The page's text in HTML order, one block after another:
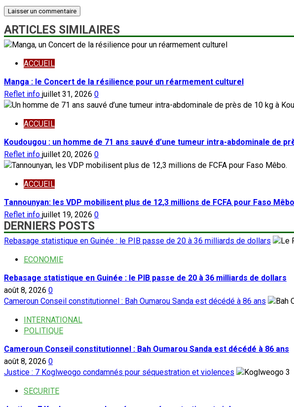
ARTICLES SIMILAIRES
ACCUEIL
Manga : le Concert de la résilience pour un réarmement culturel
Reflet info juillet 31, 2026 0
ACCUEIL
Koudougou : un homme de 71 ans sauvé d’une tumeur intra-abdominale de
Reflet info juillet 20, 2026 0
ACCUEIL
Tannounyan: les VDP mobilisent plus de 12,3 millions de FCFA pour Faso Mêbo
Reflet info juillet 19, 2026 0
DERNIERS POSTS
Rebasage statistique en Guinée : le PIB passe de 20 à 36 milliards de dollars
ECONOMIE
Rebasage statistique en Guinée : le PIB passe de 20 à 36 milliards de dollars
août 8, 2026 0
Cameroun Conseil constitutionnel : Bah Oumarou Sanda est décédé à 86 ans
INTERNATIONAL
POLITIQUE
Cameroun Conseil constitutionnel : Bah Oumarou Sanda est décédé à 86 ans
août 8, 2026 0
Justice : 7 Koglweogo condamnés pour séquestration et violences
3
SECURITE